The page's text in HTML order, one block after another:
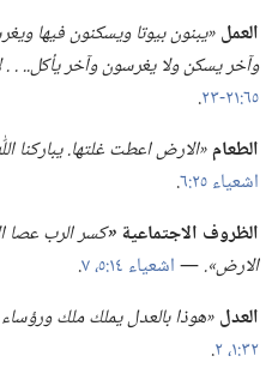
العمل‏«يبنون بيوتا ويسكنون فيها
وآخر يسكن ولا يغرسون وآخر يأكل.‏.‏ .‏ .‏
٦٥:‏٢١-‏٢٣
‏.‏
الطعام‏«الارض اعطت غلتها.‏ يباركنا
اشعياء ٢٥:‏٦
‏.‏
الظروف الاجتماعية‏«‏كسر الرب عصا
الارض».‏‏—‏اشعياء ١٤:‏٥،‏
‏.‏
العدل‏«هوذا بالعدل يملك ملك
٣٢:‏١،‏ ٢
‏.‏